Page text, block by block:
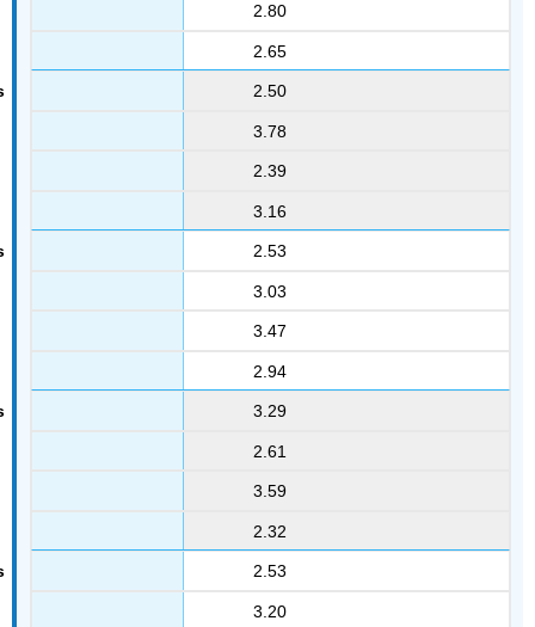
2.80
2.65
2.50
3.78
2.39
3.16
2.53
3.03
3.47
2.94
3.29
2.61
3.59
2.32
2.53
3.20